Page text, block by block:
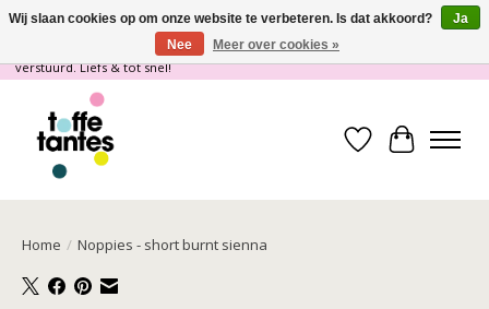
Wij gaan op vakantie! vanaf 4 juli t/m 21 juli worden er geen pakketjes
verstuurd. Liefs & tot snel!
Verlanglijst
Home / Noppies - short burnt sienna
Wij slaan cookies op om onze website te verbeteren. Is dat akkoord?
Ja
Nee
Meer over cookies »